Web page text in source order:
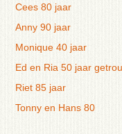
Cees 80 jaar
Anny 90 jaar
Monique 40 jaar
Ed en Ria 50 jaar
Riet 85 jaar
Tonny en Hans 80